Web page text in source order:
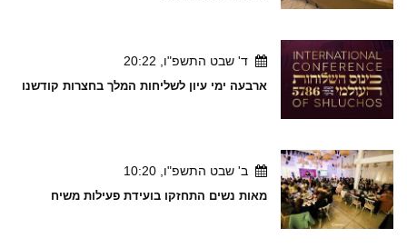
ד' שבט התשפ"ו, 20:22
ארבעה ימי עיון לשליחות המלך בחצרות קודשנו
ב' שבט התשפ"ו, 10:20
מאות נשים התחזקו בועידת פעילות משיח